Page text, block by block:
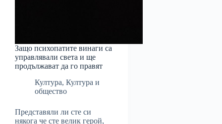
Защо психопатите винаги са
управлявали света и ще
продължават да го правят
Култура, Култура и
общество
Представяли ли сте си
някога че сте велик герой,